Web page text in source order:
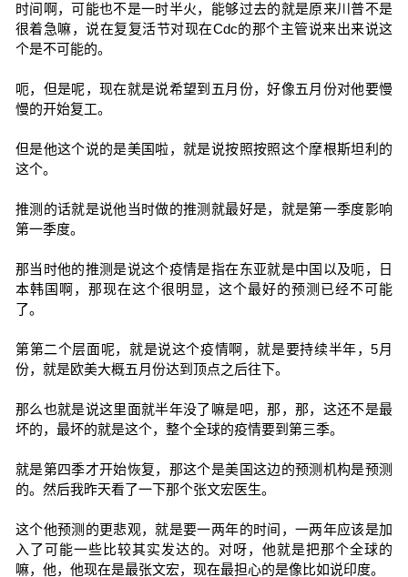
时间啊，可能也不是一时半火，能够过去的就是原来川普不是
很着急嘛，说在复复活节对现在Cdc的那个主管说来出来说这
个是不可能的。
呃，但是呢，现在就是说希望到五月份，好像五月份对他要慢
慢的开始复工。
但是他这个说的是美国啦，就是说按照按照这个摩根斯坦利的
这个。
推测的话就是说他当时做的推测就最好是，就是第一季度影响
第一季度。
那当时他的推测是说这个疫情是指在东亚就是中国以及呃，日
本韩国啊，那现在这个很明显，这个最好的预测已经不可能
了。
第第二个层面呢，就是说这个疫情啊，就是要持续半年，5月
份，就是欧美大概五月份达到顶点之后往下。
那么也就是说这里面就半年没了嘛是吧，那，那，这还不是最
坏的，最坏的就是这个，整个全球的疫情要到第三季。
就是第四季才开始恢复，那这个是美国这边的预测机构是预测
的。然后我昨天看了一下那个张文宏医生。
这个他预测的更悲观，就是要一两年的时间，一两年应该是加
入了可能一些比较其实发达的。对呀，他就是把那个全球的
嘛，他，他现在是最张文宏，现在最担心的是像比如说印度。